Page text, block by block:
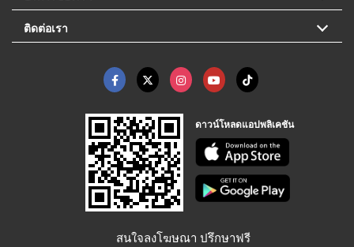
ติดต่อเรา
ดาวน์โหลดแอปพลิเคชัน
สนใจลงโฆษณา ปรึกษาฟรี